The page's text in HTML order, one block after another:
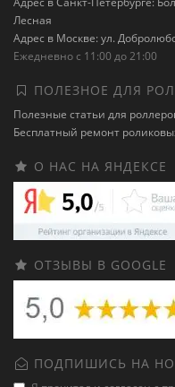
Лесная
Адрес в Москве: ул.
Ежедневно с 11:00 до 21:00
ПОЛЕЗНОЕ ДЛЯ
Полезные статьи для
Бесплатный ремонт
О НАС НА ЯНДЕКСЕ
ОТЗЫВЫ В GOOGLE
ПОДПИШИСЬ НА